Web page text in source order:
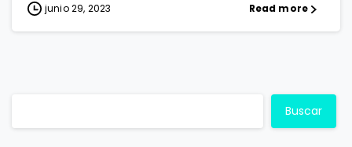
junio 29, 2023 Read more
Buscar